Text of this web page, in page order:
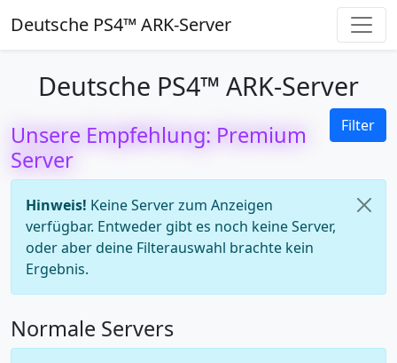
Deutsche PS4™ ARK-Server
Deutsche PS4™ ARK-Server
Filter
Unsere Empfehlung: Premium
Server
Hinweis! Keine Server zum Anzeigen
verfügbar. Entweder gibt es noch keine Server,
oder aber deine Filterauswahl brachte kein
Ergebnis.
Normale Servers